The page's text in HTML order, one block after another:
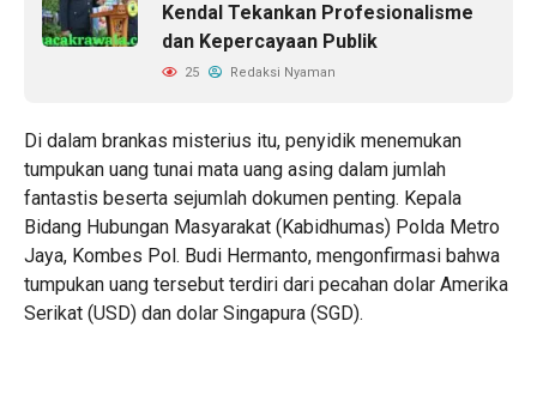
Kendal Tekankan Profesionalisme
dan Kepercayaan Publik
25 Redaksi Nyaman
Di dalam brankas misterius itu, penyidik menemukan
tumpukan uang tunai mata uang asing dalam jumlah
fantastis beserta sejumlah dokumen penting. Kepala
Bidang Hubungan Masyarakat (Kabidhumas) Polda Metro
Jaya, Kombes Pol. Budi Hermanto, mengonfirmasi bahwa
tumpukan uang tersebut terdiri dari pecahan dolar Amerika
Serikat (USD) dan dolar Singapura (SGD).